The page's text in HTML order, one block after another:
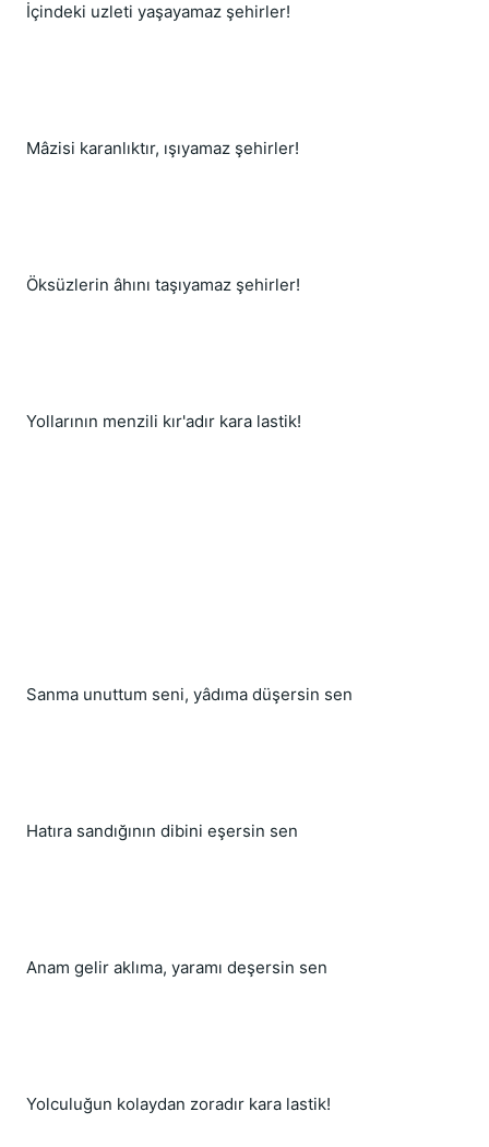
İçindeki uzleti yaşayamaz şehirler!
Mâzisi karanlıktır, ışıyamaz şehirler!
Öksüzlerin âhını taşıyamaz şehirler!
Yollarının menzili kır'adır kara lastik!
Sanma unuttum seni, yâdıma düşersin sen
Hatıra sandığının dibini eşersin sen
Anam gelir aklıma, yaramı deşersin sen
Yolculuğun kolaydan zoradır kara lastik!